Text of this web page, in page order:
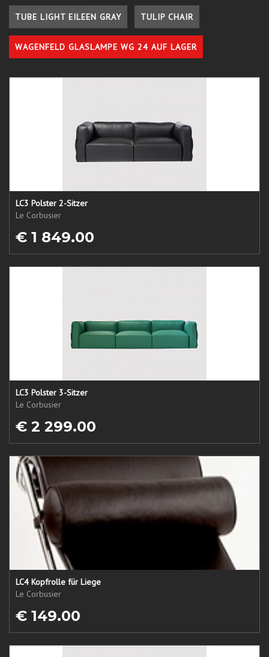
TUBE LIGHT EILEEN GRAY TULIP CHAIR
WAGENFELD GLASLAMPE WG 24 AUF LAGER
LC3 Polster 2-Sitzer
Le Corbusier
€ 1 849.00
LC3 Polster 3-Sitzer
Le Corbusier
€ 2 299.00
LC4 Kopfrolle für Liege
Le Corbusier
€ 149.00